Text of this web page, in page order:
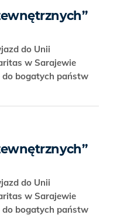
do Unii
w Sarajewie
do bogatych państw
do Unii
w Sarajewie
do bogatych państw